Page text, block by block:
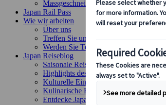
Massgeschneiderte Gruppenreisen
Japan Rail Pass
Wie wir arbeiten
Über uns
Treffen Sie unser Team
Werden Sie Teil unseres Teams
Japan Reiseblog
Saisonale Reisetipps
Highlights des Reiseziels
Kulturelle Einblicke
Kulinarische Erlebnisse
Entdecke Japan mit dem Zug